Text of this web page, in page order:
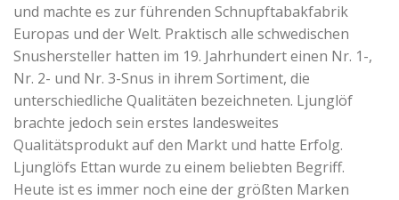
und machte es zur führenden Schnupftabakfabrik
Europas und der Welt. Praktisch alle schwedischen
Snushersteller hatten im 19. Jahrhundert einen Nr. 1-,
Nr. 2- und Nr. 3-Snus in ihrem Sortiment, die
unterschiedliche Qualitäten bezeichneten. Ljunglöf
brachte jedoch sein erstes landesweites
Qualitätsprodukt auf den Markt und hatte Erfolg.
Ljunglöfs Ettan wurde zu einem beliebten Begriff.
Heute ist es immer noch eine der größten Marken